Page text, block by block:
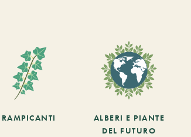
RAMPICANTI
ALBERI E PIANTE
DEL FUTURO